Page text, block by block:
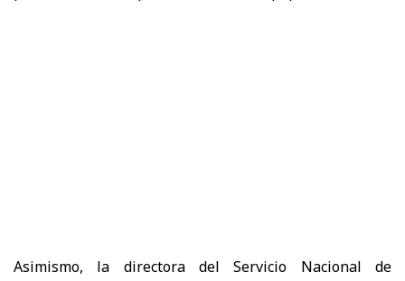
Asimismo, la directora del Servicio Nacional de